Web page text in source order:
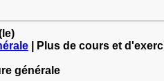
| Plus de cours et
générale